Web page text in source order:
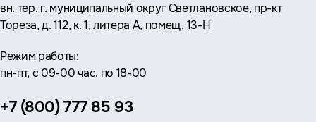
вн. тер. г. муниципальный округ Светлановское, пр-кт
Тореза, д. 112, к. 1, литера А, помещ. 13-Н
Режим работы:
пн-пт, с 09-00 час. по 18-00
Телефон:
+7 (800) 777 85 93